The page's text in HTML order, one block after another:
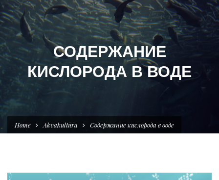
СОДЕРЖАНИЕ
КИСЛОРОДА В ВОДЕ
Home Akvakultūra Содержание кислорода в воде